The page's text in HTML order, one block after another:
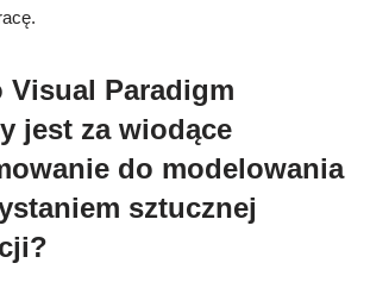
Visual Paradigm
jest za wiodące
do modelowania
sztucznej